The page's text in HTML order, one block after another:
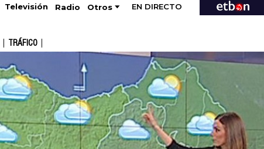
Televisión Radio Otros EN DIRECTO
TRÁFICO